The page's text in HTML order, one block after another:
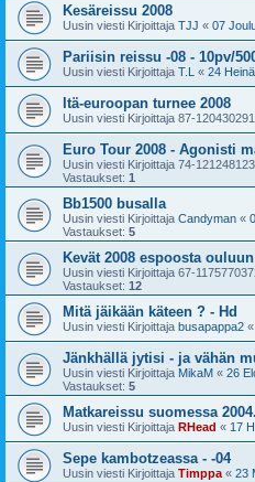
Kesäreissu 2008
Uusin viesti Kirjoittaja TJJ « 07
Pariisin reissu -08 - 10pv/
Uusin viesti Kirjoittaja T.L « 24
Itä-euroopan turnee 2008
Uusin viesti Kirjoittaja 87-
Euro Tour 2008 - Agonisti
Uusin viesti Kirjoittaja 74-
Vastaukset: 1
Bb1500 busalla
Uusin viesti Kirjoittaja Candyman «
Vastaukset: 5
Kevät 2008 espoosta
Uusin viesti Kirjoittaja 67-
Vastaukset: 12
Mitä jäikään käteen ? - Hd
Uusin viesti Kirjoittaja busapappa2 «
Jänkhällä jytisi - ja vähän
Uusin viesti Kirjoittaja MikaM « 26
Vastaukset: 5
Matkareissu suomessa
Uusin viesti Kirjoittaja RHead « 17
Sepe kambotzeassa - -04
Uusin viesti Kirjoittaja Timppa « 23